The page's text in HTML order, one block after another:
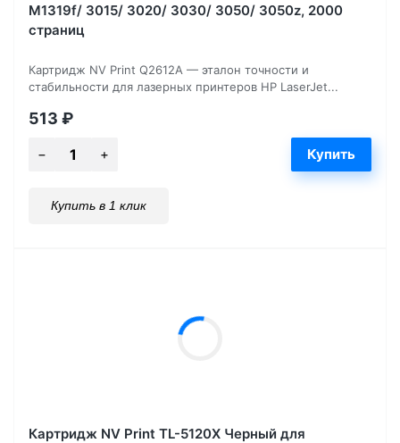
M1319f/ 3015/ 3020/ 3030/ 3050/ 3050z, 2000
страниц
Картридж NV Print Q2612A — эталон точности и
стабильности для лазерных принтеров HP LaserJet...
513 ₽
Купить в 1 клик
Картридж NV Print TL-5120X Черный для